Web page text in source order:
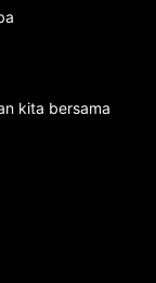
kita bersama